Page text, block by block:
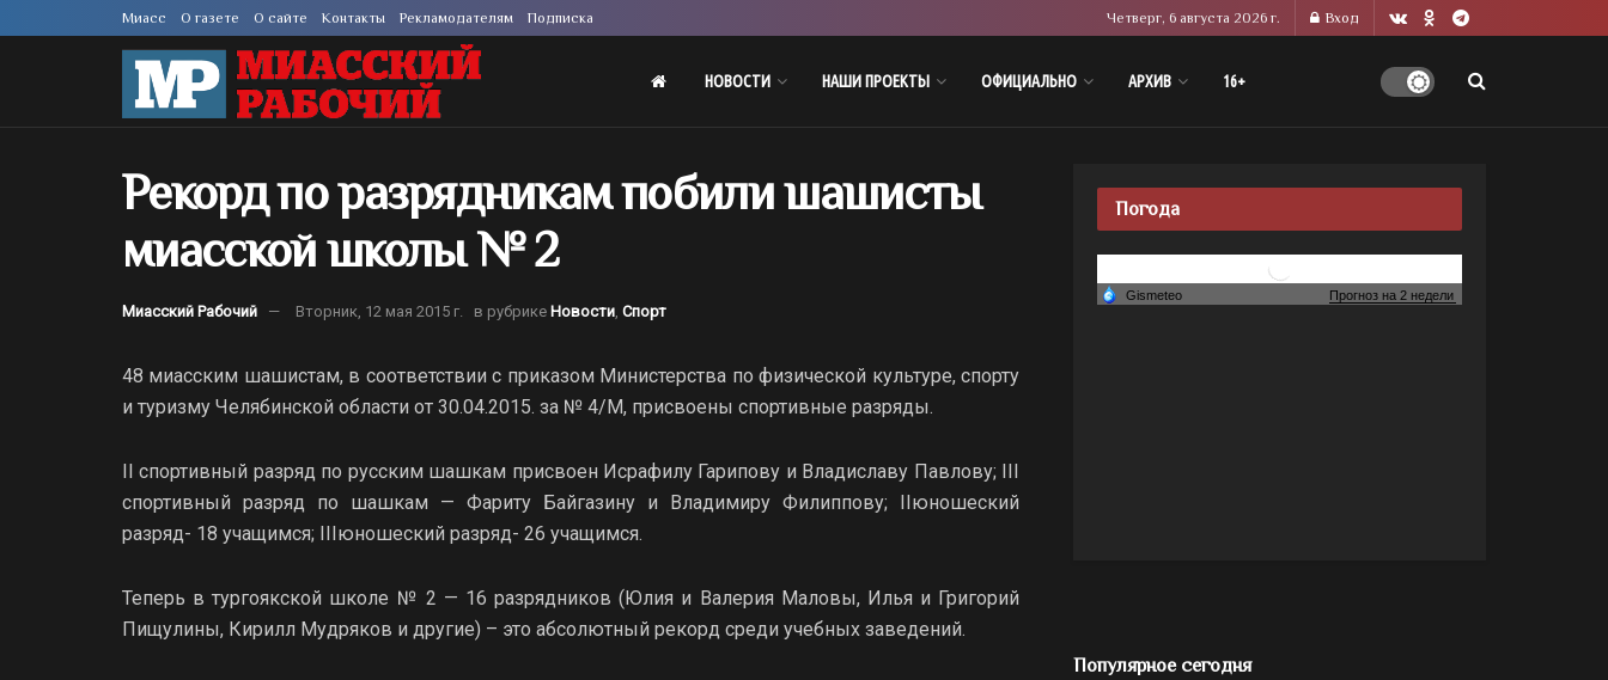
Миасс О газете О сайте Контакты Рекламодателям Подписка Четверг, 6 августа 2026 г. Вход
НОВОСТИ НАШИ ПРОЕКТЫ ОФИЦИАЛЬНО АРХИВ 16+
Рекорд по разрядникам побили шашисты
миасской школы № 2
Миасский Рабочий Вторник, 12 мая 2015 г. в рубрике Новости Спорт
48 миасским шашистам, в соответствии с приказом Министерства по физической культуре, спорту
и туризму Челябинской области от 30.04.2015. за № 4/М, присвоены спортивные разряды.
II спортивный разряд по русским шашкам присвоен Исрафилу Гарипову и Владиславу Павлову; III
спортивный разряд по шашкам — Фариту Байгазину и Владимиру Филиппову; IIюношеский
разряд- 18 учащимся; IIIюношеский разряд- 26 учащимся.
Теперь в тургоякской школе № 2 — 16 разрядников (Юлия и Валерия Маловы, Илья и Григорий
Пищулины, Кирилл Мудряков и другие) – это абсолютный рекорд среди учебных заведений.
Погода
Популярное сегодня